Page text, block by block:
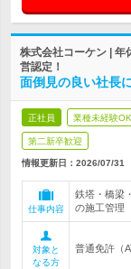
株式会社コーケン | 年
営認定！
面倒見の良い社長
正社員 業種未経験OK
第二新卒歓迎
情報更新日：2026/07/31
仕事内容
鉄塔・橋梁
の施工管理
対象と
なる方
普通免許（